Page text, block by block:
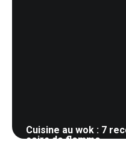
Cuisine au wok : 7
soirs de flemme